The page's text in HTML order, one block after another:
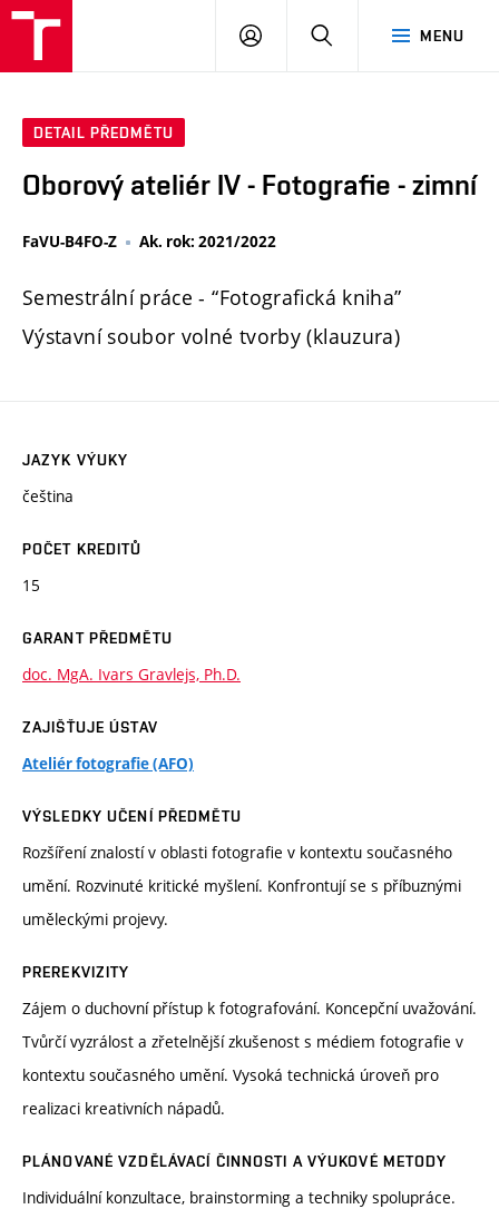
MENU
PŘIHLÁSIT
DETAIL PŘEDMĚTU
Oborový ateliér IV - Fotografie - zimní
FaVU-B4FO-Z Ak. rok: 2021/2022
Semestrální práce - “Fotografická kniha”
Výstavní soubor volné tvorby (klauzura)
JAZYK VÝUKY
čeština
POČET KREDITŮ
15
GARANT PŘEDMĚTU
doc. MgA. Ivars Gravlejs, Ph.D.
ZAJIŠŤUJE ÚSTAV
Ateliér fotografie (AFO)
VÝSLEDKY UČENÍ PŘEDMĚTU
Rozšíření znalostí v oblasti fotografie v kontextu současného
umění. Rozvinuté kritické myšlení. Konfrontují se s příbuznými
uměleckými projevy.
PREREKVIZITY
Zájem o duchovní přístup k fotografování. Koncepční uvažování.
Tvůrčí vyzrálost a zřetelnější zkušenost s médiem fotografie v
kontextu současného umění. Vysoká technická úroveň pro
realizaci kreativních nápadů.
PLÁNOVANÉ VZDĚLÁVACÍ ČINNOSTI A VÝUKOVÉ METODY
Individuální konzultace, brainstorming a techniky spolupráce.